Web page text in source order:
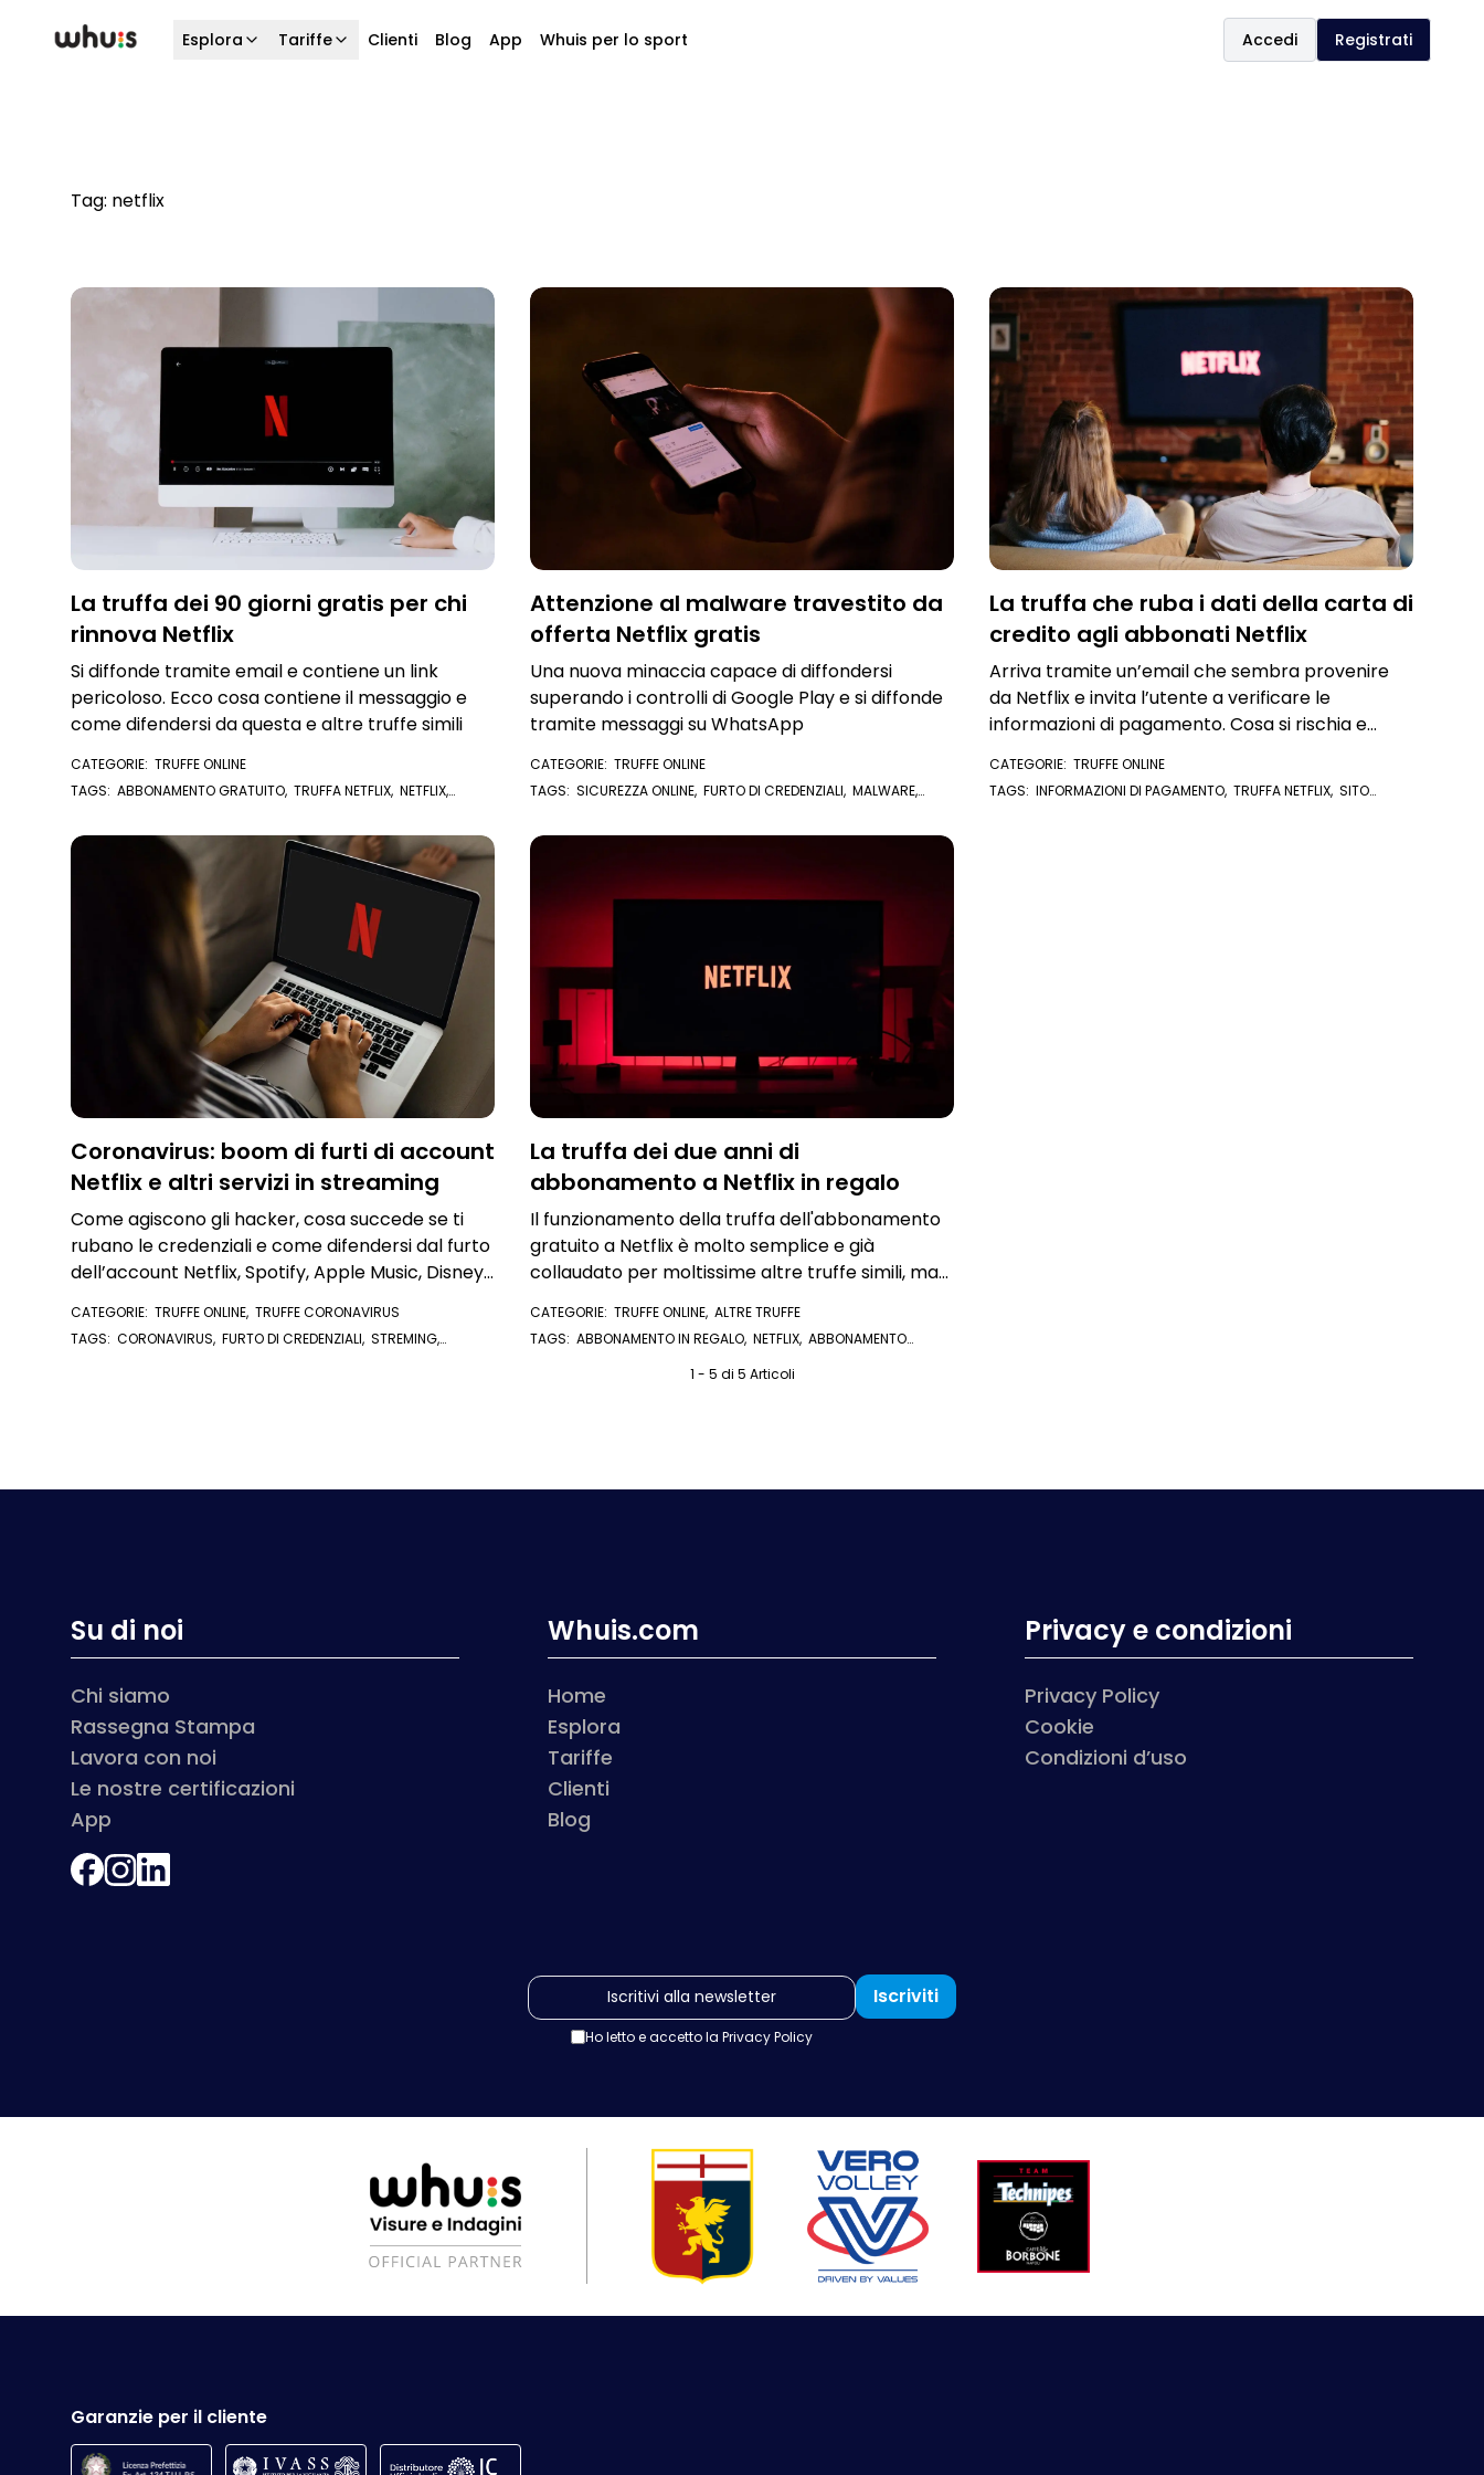
Esplora Tariffe Clienti Blog App Whuis per lo sport Accedi Registrati
Tag: netflix
La truffa dei 90 giorni gratis per chi
rinnova Netflix
Si diffonde tramite email e contiene un link
pericoloso. Ecco cosa contiene il messaggio e
come difendersi da questa e altre truffe simili
CATEGORIE: TRUFFE ONLINE
TAGS: ABBONAMENTO GRATUITO, TRUFFA NETFLIX, NETFLIX,
Attenzione al malware travestito da
offerta Netflix gratis
Una nuova minaccia capace di diffondersi
superando i controlli di Google Play e si diffonde
tramite messaggi su WhatsApp
CATEGORIE: TRUFFE ONLINE
TAGS: SICUREZZA ONLINE, FURTO DI CREDENZIALI, MALWARE,
La truffa che ruba i dati della carta di
credito agli abbonati Netflix
Arriva tramite un’email che sembra provenire
da Netflix e invita l’utente a verificare le
informazioni di pagamento. Cosa si rischia e
CATEGORIE: TRUFFE ONLINE
TAGS: INFORMAZIONI DI PAGAMENTO, TRUFFA NETFLIX, SITO
Coronavirus: boom di furti di account
Netflix e altri servizi in streaming
Come agiscono gli hacker, cosa succede se ti
rubano le credenziali e come difendersi dal furto
dell’account Netflix, Spotify, Apple Music, Disney
CATEGORIE: TRUFFE ONLINE, TRUFFE CORONAVIRUS
TAGS: CORONAVIRUS, FURTO DI CREDENZIALI, STREMING,
La truffa dei due anni di
abbonamento a Netflix in regalo
Il funzionamento della truffa dell'abbonamento
gratuito a Netflix è molto semplice e già
collaudato per moltissime altre truffe simili, ma
CATEGORIE: TRUFFE ONLINE, ALTRE TRUFFE
TAGS: ABBONAMENTO IN REGALO, NETFLIX, ABBONAMENTO
,SMS
1 - 5 di 5 Articoli
Su di noi
Chi siamo
Rassegna Stampa
Lavora con noi
Le nostre certificazioni
App
Whuis.com
Home
Esplora
Tariffe
Clienti
Blog
Privacy e condizioni
Privacy Policy
Cookie
Condizioni d’uso
Ho letto e accetto la Privacy Policy
Iscriviti
Garanzie per il cliente